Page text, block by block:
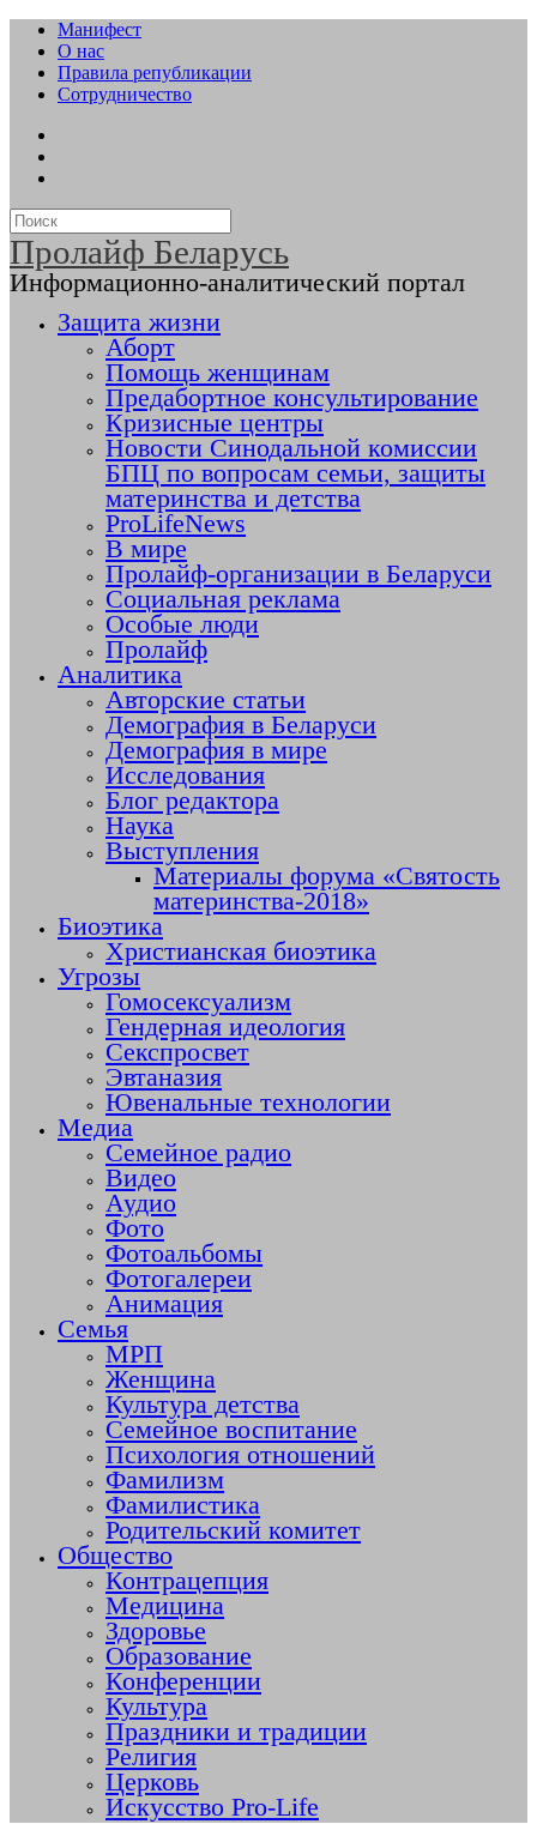
Манифест
О нас
Правила републикации
Сотрудничество
Пролайф Беларусь
Информационно-аналитический портал
Защита жизни
Аборт
Помощь женщинам
Предабортное консультирование
Кризисные центры
Новости Синодальной комиссии
БПЦ по вопросам семьи, защиты
материнства и детства
ProLifeNews
В мире
Пролайф-организации в Беларуси
Социальная реклама
Особые люди
Пролайф
Аналитика
Авторские статьи
Демография в Беларуси
Демография в мире
Исследования
Блог редактора
Наука
Выступления
Материалы форума «Святость
материнства-2018»
Биоэтика
Христианская биоэтика
Угрозы
Гомосексуализм
Гендерная идеология
Секспросвет
Эвтаназия
Ювенальные технологии
Медиа
Семейное радио
Видео
Аудио
Фото
Фотоальбомы
Фотогалереи
Анимация
Семья
МРП
Женщина
Культура детства
Семейное воспитание
Психология отношений
Фамилизм
Фамилистика
Родительский комитет
Общество
Контрацепция
Медицина
Здоровье
Образование
Конференции
Культура
Праздники и традиции
Религия
Церковь
Искусство Pro-Life